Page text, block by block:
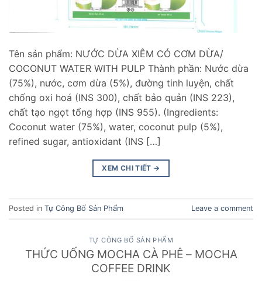
Tên sản phẩm: NƯỚC DỪA XIÊM CÓ CƠM DỪA/
COCONUT WATER WITH PULP Thành phần: Nước dừa
(75%), nước, cơm dừa (5%), đường tinh luyện, chất
chống oxi hoá (INS 300), chất bảo quản (INS 223),
chất tạo ngọt tổng hợp (INS 955). (Ingredients:
Coconut water (75%), water, coconut pulp (5%),
refined sugar, antioxidant (INS […]
XEM CHI TIẾT →
Posted in Tự Công Bố Sản Phẩm Leave a comment
TỰ CÔNG BỐ SẢN PHẨM
THỨC UỐNG MOCHA CÀ PHÊ – MOCHA
COFFEE DRINK